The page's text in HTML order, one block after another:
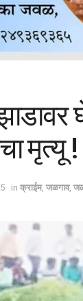
मृत्यू !
in क्राईम, जळगाव,